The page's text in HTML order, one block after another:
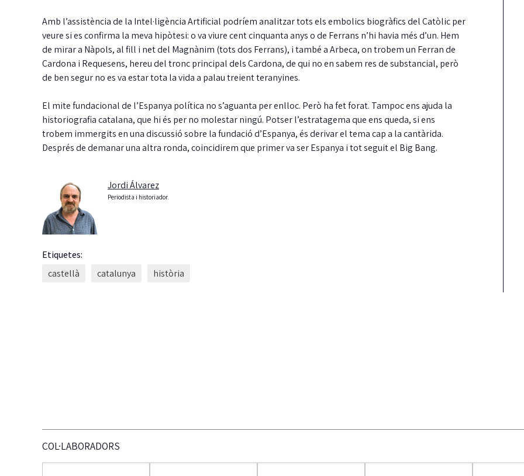
Amb l’assistència de la Intel·ligència Artificial podríem analitzar tots els embolics biogràfics del Catòlic per
veure si es confirma la meva hipòtesi: o va viure cent cinquanta anys o de Ferrans n’hi havia més d’un. Hem
de mirar a Nàpols, al fill i net del Magnànim (tots dos Ferrans), i també a Arbeca, on trobem un Ferran de
Cardona i Requesens, hereu del tronc principal dels Cardona, de qui no en sabem res de substancial, però
de ben segur no es va estar tota la vida a palau treient teranyines.
El mite fundacional de l’Espanya política no s’aguanta per enlloc. Però ha fet forat. Tampoc ens ajuda la
historiografia catalana, que hi és per no molestar ningú. Potser l’estratagema que ens queda, si ens
trobem immergits en una discussió sobre la fundació d’Espanya, és derivar el tema cap a la cantàrida.
Després de demanar una altra ronda, coincidirem que primer va ser Espanya i tot seguit el Big Bang.
Jordi Álvarez
Periodista i historiador.
Etiquetes:
castellà
catalunya història
COL·LABORADORS